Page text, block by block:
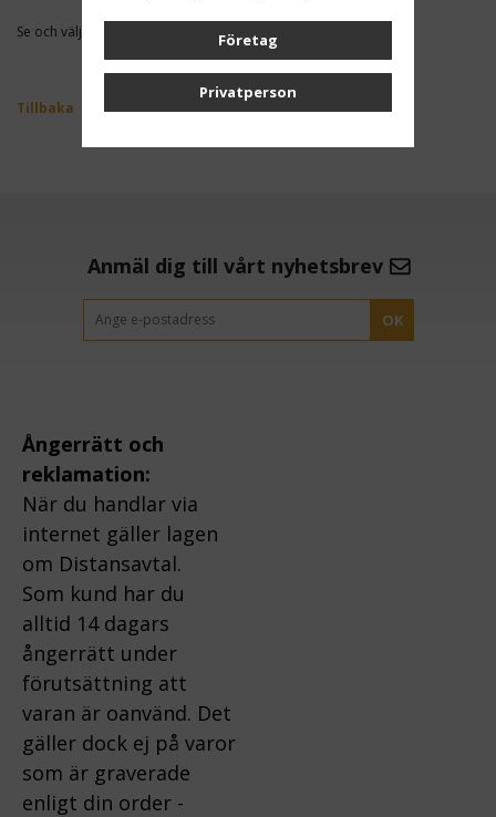
Se och välj bland våra standardmotiv -
Tillbaka
Anmäl dig till vårt nyhetsbrev
OK
Ångerrätt och
reklamation:
När du handlar via
internet gäller lagen
om Distansavtal.
Som kund har du
alltid 14 dagars
ångerrätt under
förutsättning att
varan är oanvänd. Det
gäller dock ej på varor
som är graverade
enligt din order -
Företag
Privatperson